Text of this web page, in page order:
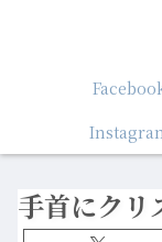
手首にク